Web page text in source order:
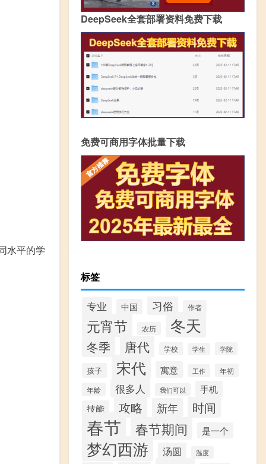
水平的学
DeepSeek全套部署资料免费下载
免费可商用字体批量下载
标签
专业 中国 习俗 作者
元宵节 农历 冬天
冬季 唐代 学校 学生 学院
孩子 宋代 寓意 工作
年初
年龄
很多人 我们可以
手机
技能
攻略 新年 时间
春节 春节期间 是一个
梦幻西游 汤圆 温度